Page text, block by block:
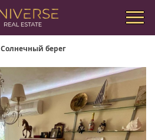
Солнечный берег